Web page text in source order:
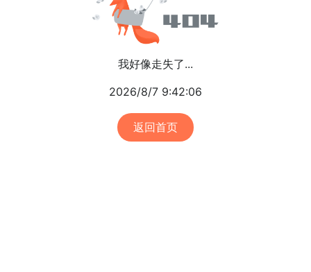
我好像走失了...
2026/8/7 9:42:06
返回首页